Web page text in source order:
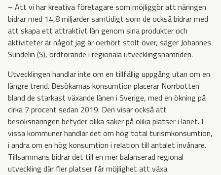
– Att vi har kreativa företagare som möjliggör att näringen
bidrar med 14,8 miljarder samtidigt som de också bidrar med
att skapa ett attraktivt län genom sina produkter och
aktiviteter är något jag är oerhört stolt över, säger Johannes
Sundelin (S), ordförande i regionala utvecklingsnämnden.
Utvecklingen handlar inte om en tillfällig uppgång utan om en
längre trend. Besökarnas konsumtion placerar Norrbotten
bland de starkast växande länen i Sverige, med en ökning på
cirka 7 procent sedan 2019. Den visar också att
besöksnäringen betyder olika saker på olika platser i länet. I
vissa kommuner handlar det om hög total turismkonsumtion,
i andra om en hög konsumtion i relation till antalet invånare.
Tillsammans bidrar det till en mer balanserad regional
utveckling där fler platser får möjlighet att växa.